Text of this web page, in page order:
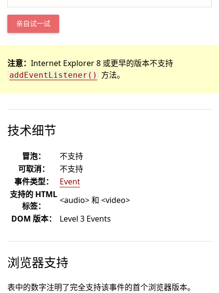
亲自试一试
注意： Internet Explorer 8 或更早的版本不支持
addEventListener() 方法。
技术细节
冒泡：
不支持
可取消：
不支持
事件类型：
Event
支持的 HTML
标签：
<audio> 和 <video>
DOM 版本：
Level 3 Events
浏览器支持
表中的数字注明了完全支持该事件的首个浏览器版本。